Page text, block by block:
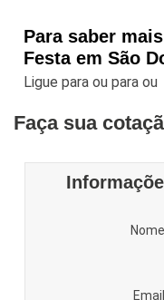
Para saber
Festa em São
Ligue paraou paraou
Faça sua